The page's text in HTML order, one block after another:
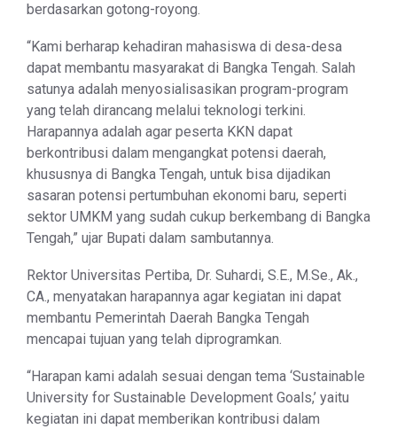
berdasarkan gotong-royong.
“Kami berharap kehadiran mahasiswa di desa-desa
dapat membantu masyarakat di Bangka Tengah. Salah
satunya adalah menyosialisasikan program-program
yang telah dirancang melalui teknologi terkini.
Harapannya adalah agar peserta KKN dapat
berkontribusi dalam mengangkat potensi daerah,
khususnya di Bangka Tengah, untuk bisa dijadikan
sasaran potensi pertumbuhan ekonomi baru, seperti
sektor UMKM yang sudah cukup berkembang di Bangka
Tengah,” ujar Bupati dalam sambutannya.
Rektor Universitas Pertiba, Dr. Suhardi, S.E., M.Se., Ak.,
CA., menyatakan harapannya agar kegiatan ini dapat
membantu Pemerintah Daerah Bangka Tengah
mencapai tujuan yang telah diprogramkan.
“Harapan kami adalah sesuai dengan tema ‘Sustainable
University for Sustainable Development Goals,’ yaitu
kegiatan ini dapat memberikan kontribusi dalam